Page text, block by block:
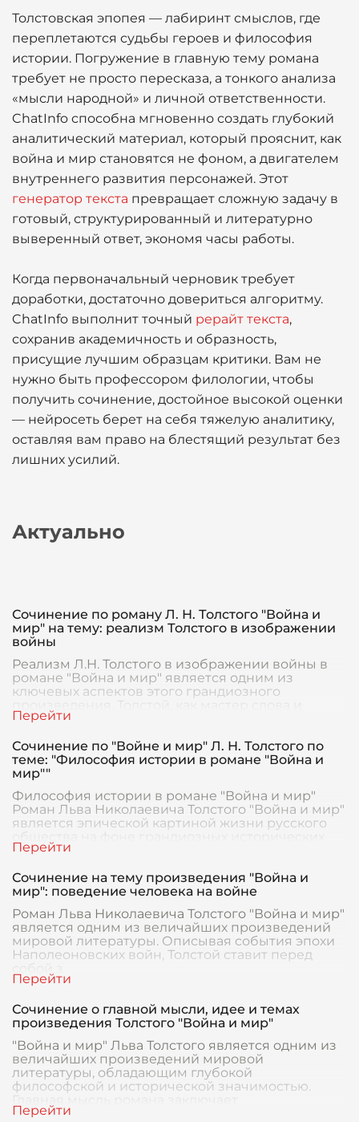
Толстовская эпопея — лабиринт смыслов, где
переплетаются судьбы героев и философия
истории. Погружение в главную тему романа
требует не просто пересказа, а тонкого анализа
«мысли народной» и личной ответственности.
ChatInfo способна мгновенно создать глубокий
аналитический материал, который прояснит, как
война и мир становятся не фоном, а двигателем
внутреннего развития персонажей. Этот
генератор текста превращает сложную задачу в
готовый, структурированный и литературно
выверенный ответ, экономя часы работы.
Когда первоначальный черновик требует
доработки, достаточно довериться алгоритму.
ChatInfo выполнит точный рерайт текста,
сохранив академичность и образность,
присущие лучшим образцам критики. Вам не
нужно быть профессором филологии, чтобы
получить сочинение, достойное высокой оценки
— нейросеть берет на себя тяжелую аналитику,
оставляя вам право на блестящий результат без
лишних усилий.
Актуально
Сочинение по роману Л. Н. Толстого "Война и
мир" на тему: реализм Толстого в изображении
войны
Реализм Л.Н. Толстого в изображении войны в
романе "Война и мир" является одним из
ключевых аспектов этого грандиозного
произведения. Толстой, как мастер слова и
глубокий аналитик
Сочинение по "Войне и мир" Л. Н. Толстого по
теме: "Философия истории в романе "Война и
мир""
Философия истории в романе "Война и мир"
Роман Льва Николаевича Толстого "Война и мир"
является эпической картиной жизни русского
общества на фоне грандиозных исторических
событий
Сочинение на тему произведения "Война и
мир": поведение человека на войне
Роман Льва Николаевича Толстого "Война и мир"
является одним из величайших произведений
мировой литературы. Описывая события эпохи
Наполеоновских войн, Толстой ставит перед
собой з
Сочинение о главной мысли, идее и темах
произведения Толстого "Война и мир"
"Война и мир" Льва Толстого является одним из
величайших произведений мировой
литературы, обладающим глубокой
философской и исторической значимостью.
Главная мысль романа заключает